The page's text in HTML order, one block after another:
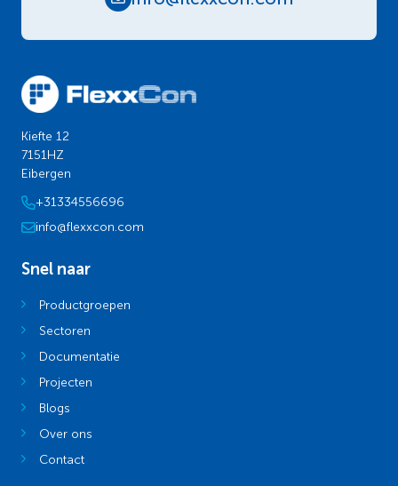
Kiefte 12
7151HZ
Eibergen
+31334556696
info@flexxcon.com
Snel naar
Productgroepen
Sectoren
Documentatie
Projecten
Blogs
Over ons
Contact